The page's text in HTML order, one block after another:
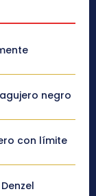
negro
con límite